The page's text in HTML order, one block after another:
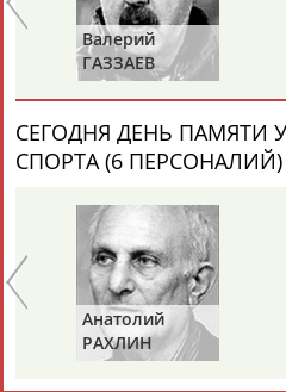
Каримжан
АБДРАХМАНОВ
Аделя
АБДРАХМАНОВА
Рамазан
Тагир
Камалудин
АБДУЛДАУДОВ
Абдула
АБДУЛЖАЛИЛОВ
Валерий
ГАЗЗАЕВ
СЕГОДНЯ ДЕНЬ ПАМЯТИ
СПОРТА (6 ПЕРСОНАЛИЙ)
Анатолий
РАХЛИН